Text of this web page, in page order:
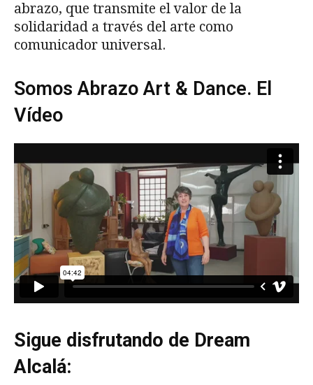
abrazo, que transmite el valor de la
solidaridad a través del arte como
comunicador universal.
Somos Abrazo Art & Dance. El
Vídeo
Sigue disfrutando de Dream
Alcalá: